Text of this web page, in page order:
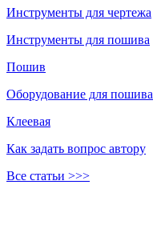
Инструменты для чертежа
Инструменты для пошива
Пошив
Оборудование для пошива
Клеевая
Как задать вопрос автору
Все статьи >>>